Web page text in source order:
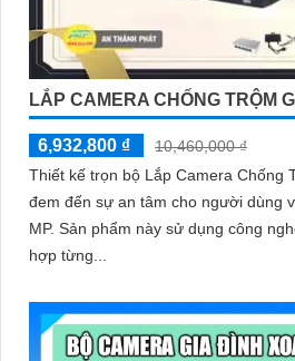
LẮP CAMERA CHỐNG TRỘM
6,932,800 ₫
10,460,000 ₫
Thiết kế trọn bộ Lắp Camera Chống
đem đến sự an tâm cho người dùng
MP. Sản phẩm này sử dụng công nghệ mới nhất được tích
hợp từng...